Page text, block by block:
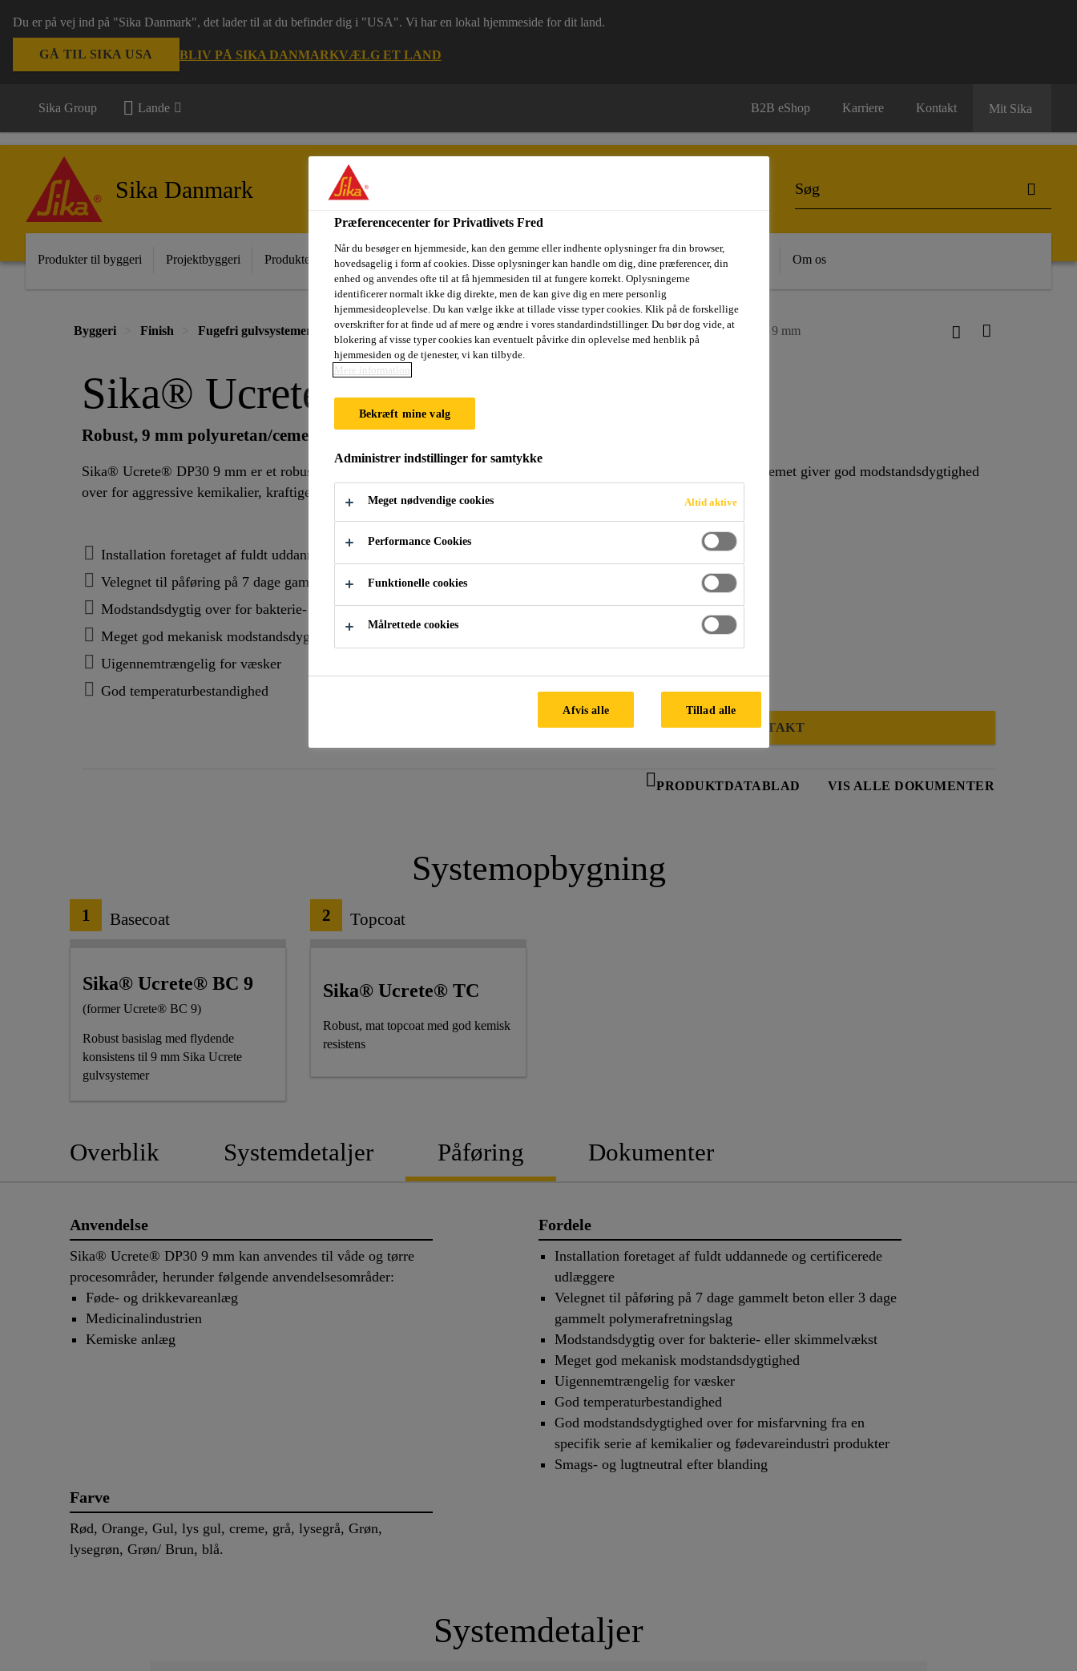
Du er på vej ind på "Sika Danmark", det lader til at du befinder dig i "USA". Vi har en lokal hjemmeside for dit land.
GÅ TIL SIKA USA BLIV PÅ SIKA DANMARKVÆLG ET LAND
Sika Group Lande B2B eShop Karriere Kontakt Mit Sika
Sika Danmark
Produkter til byggeri Projektbyggeri Produkter til industri Dokumenter Digital værktøjskasse Referencer Bæredygtighed Om os
Byggeri Finish Fugefri gulvsystemer til industri og boliger, nybyg og renovering Sika Ucrete Sika® Ucrete® DP30 9 mm
Sika® Ucrete® DP30 9 mm
Robust, 9 mm polyuretan/cement hybrid gulvsystem med skridhæmmende egenskaber
Sika® Ucrete® DP30 9 mm er et robust polyuretan/cement hybrid gulvsystem med skridhæmmende egenskaber. Systemet giver god modstandsdygtighed
over for aggressive kemikalier, kraftige stød og høje temperaturer.
Installation foretaget af fuldt uddannede og certificerede udlæggere
Velegnet til påføring på 7 dage gammelt beton eller 3 dage gammelt polymerafretningslag
Modstandsdygtig over for bakterie- eller skimmelvækst
Meget god mekanisk modstandsdygtighed
Uigennemtrængelig for væsker
God temperaturbestandighed
KONTAKT
PRODUKTDATABLAD VIS ALLE DOKUMENTER
Systemopbygning
1 Basecoat
Sika® Ucrete® BC 9
(former Ucrete® BC 9)
Robust basislag med flydende
konsistens til 9 mm Sika Ucrete
gulvsystemer
2 Topcoat
Sika® Ucrete® TC
Robust, mat topcoat med god kemisk
resistens
Overblik Systemdetaljer Påføring Dokumenter
Anvendelse
Sika® Ucrete® DP30 9 mm kan anvendes til våde og tørre
procesområder, herunder følgende anvendelsesområder:
Føde- og drikkevareanlæg
Medicinalindustrien
Kemiske anlæg
Fordele
Installation foretaget af fuldt uddannede og certificerede
udlæggere
Velegnet til påføring på 7 dage gammelt beton eller 3 dage
gammelt polymerafretningslag
Modstandsdygtig over for bakterie- eller skimmelvækst
Meget god mekanisk modstandsdygtighed
Uigennemtrængelig for væsker
God temperaturbestandighed
God modstandsdygtighed over for misfarvning fra en
specifik serie af kemikalier og fødevareindustri produkter
Smags- og lugtneutral efter blanding
Farve
Rød, Orange, Gul, lys gul, creme, grå, lysegrå, Grøn,
lysegrøn, Grøn/ Brun, blå.
Systemdetaljer
Præferencecenter for Privatlivets Fred
Når du besøger en hjemmeside, kan den gemme eller indhente oplysninger fra din browser,
hovedsagelig i form af cookies. Disse oplysninger kan handle om dig, dine præferencer, din
enhed og anvendes ofte til at få hjemmesiden til at fungere korrekt. Oplysningerne
identificerer normalt ikke dig direkte, men de kan give dig en mere personlig
hjemmesideoplevelse. Du kan vælge ikke at tillade visse typer cookies. Klik på de forskellige
overskrifter for at finde ud af mere og ændre i vores standardindstillinger. Du bør dog vide, at
blokering af visse typer cookies kan eventuelt påvirke din oplevelse med henblik på
hjemmesiden og de tjenester, vi kan tilbyde.
Mere information
Bekræft mine valg
Administrer indstillinger for samtykke
Meget nødvendige cookies Altid aktive
Performance Cookies
Funktionelle cookies
Målrettede cookies
Afvis alle Tillad alle